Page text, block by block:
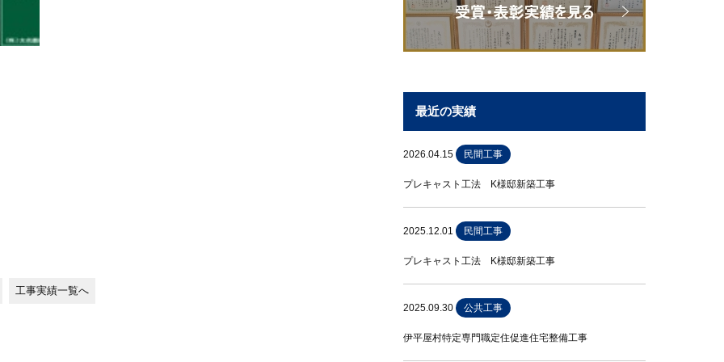
工事実績一覧へ
最近の実績
2026.04.15 民間工事
プレキャスト工法 K様邸新築工事
2025.12.01 民間工事
プレキャスト工法 K様邸新築工事
2025.09.30 公共工事
伊平屋村特定専門職定住促進住宅整備工事